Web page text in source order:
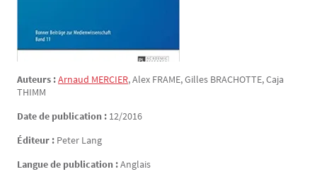
Auteurs :Arnaud MERCIER, Alex FRAME, Gilles BRACHOTTE, Caja
THIMM
Date de publication : 12/2016
Éditeur : Peter Lang
Langue de publication :Anglais